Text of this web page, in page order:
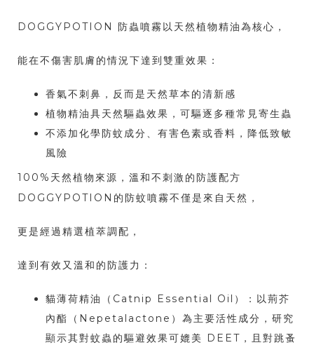
DOGGYPOTION 防蟲噴霧以天然植物精油為核心，
能在不傷害肌膚的情況下達到雙重效果：
香氣不刺鼻，反而是天然草本的清新感
植物精油具天然驅蟲效果，可驅逐多種常見寄生蟲
不添加化學防蚊成分、有害色素或香料，降低致敏
風險
100%天然植物來源，溫和不刺激的防護配方
DOGGYPOTION的防蚊噴霧不僅是來自天然，
更是經過精選植萃調配，
達到有效又溫和的防護力：
貓薄荷精油（Catnip Essential Oil）：以荊芥
內酯（Nepetalactone）為主要活性成分，研究
顯示其對蚊蟲的驅避效果可媲美 DEET，且對跳蚤